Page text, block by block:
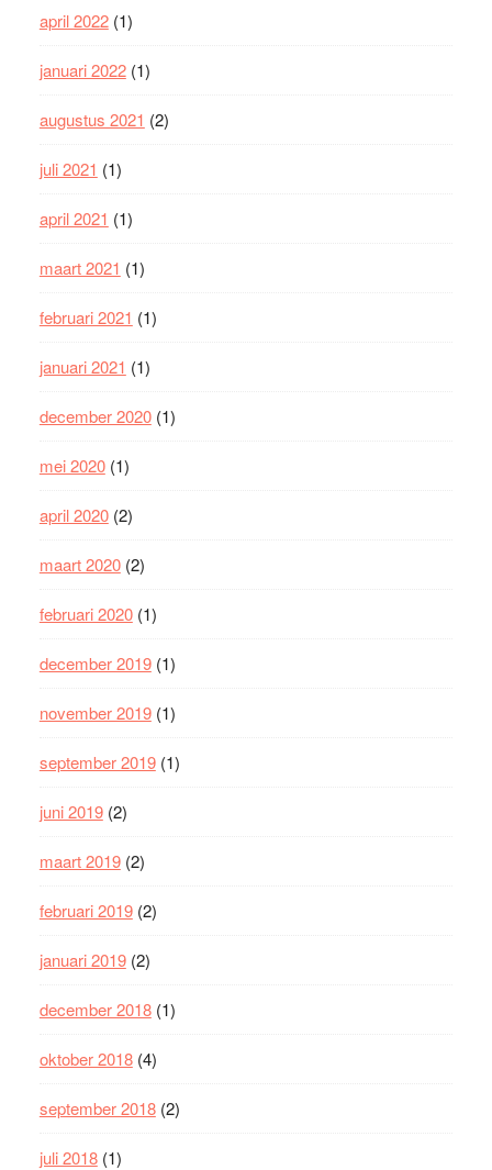
april 2022(1)
januari 2022(1)
augustus 2021 (2)
juli 2021 (1)
april 2021 (1)
maart 2021 (1)
februari 2021 (1)
januari 2021 (1)
december 2020(1)
mei 2020(1)
april 2020(2)
maart 2020(2)
februari 2020(1)
december 2019(1)
november 2019(1)
september 2019(1)
juni 2019(2)
maart 2019(2)
februari 2019(2)
januari 2019(2)
december 2018(1)
oktober 2018(4)
september 2018(2)
juli 2018(1)